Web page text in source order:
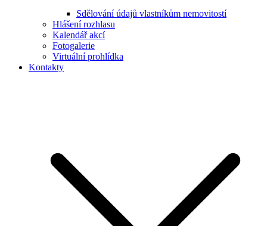
Sdělování údajů vlastníkům nemovitostí
Hlášení rozhlasu
Kalendář akcí
Fotogalerie
Virtuální prohlídka
Kontakty